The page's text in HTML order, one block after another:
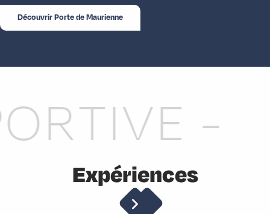
Découvrir Porte de Maurienne
-
Expériences